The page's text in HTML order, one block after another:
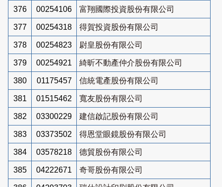
376 00254106 富翔國際投資股份有限公司
377 00254318 得賀投資股份有限公司
378 00254823 尉皇股份有限公司
379 00254921 綺昕不動產仲介股份有限公司
380 01175457 信統電產股份有限公司
381 01515462 寬友股份有限公司
382 03300229 建信啟記股份有限公司
383 03373502 得恩堂眼鏡股份有限公司
384 03578218 德貿股份有限公司
385 04222671 奇哥股份有限公司